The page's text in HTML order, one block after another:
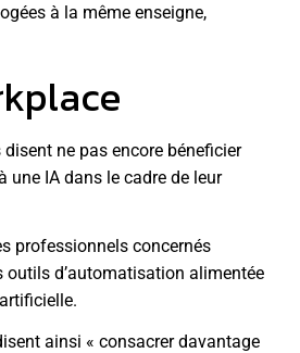
à la même enseigne,
ne pas encore béneficier
une IA dans le cadre de leur
professionnels concernés
outils d’automatisation alimentée
ainsi « consacrer davantage